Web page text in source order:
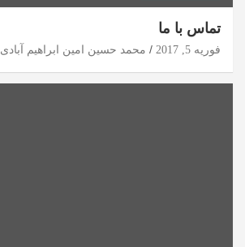
تماس با ما
فوریه 5, 2017 محمد حسین امین ابراهیم آبادی